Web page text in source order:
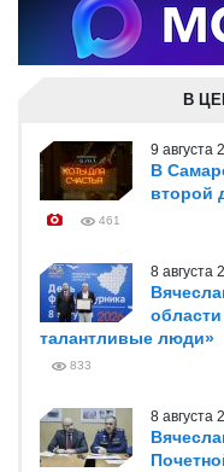
В
9 августа
В
второй
461
8 августа
талантливые люди»
833
8 августа